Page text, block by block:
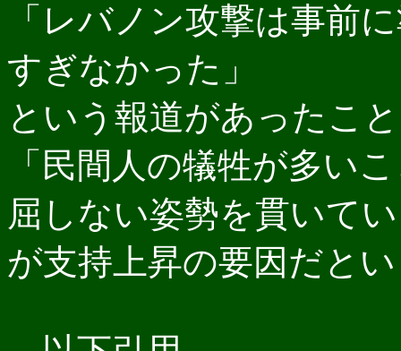
「レバノン攻撃は事前
すぎなかった」
という報道があったこ
「民間人の犠牲が多い
屈しない姿勢を貫いて
が支持上昇の要因だと